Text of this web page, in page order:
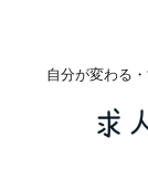
自分が変わる